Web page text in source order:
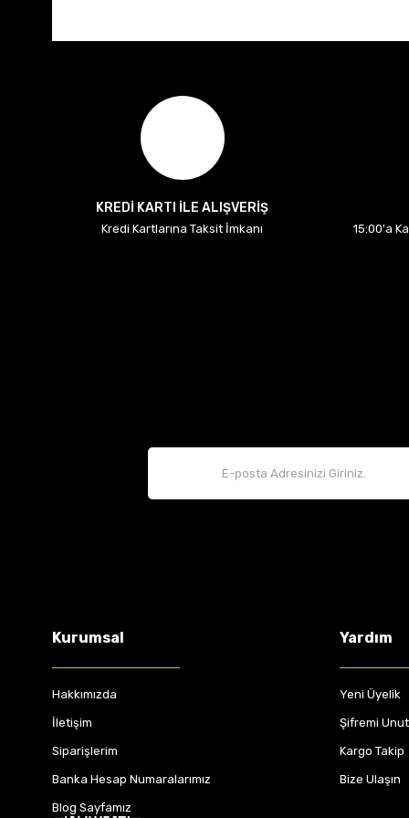
KREDİ KARTI İLE ALIŞVERİŞ
Kredi Kartlarına Taksit İmkanı
15:00'a
Kurumsal
Hakkımızda
İletişim
Siparişlerim
Banka Hesap Numaralarımız
Blog Sayfamız
Yardım
Yeni Üyelik
Şifremi
Kargo Takip
Bize Ulaşın